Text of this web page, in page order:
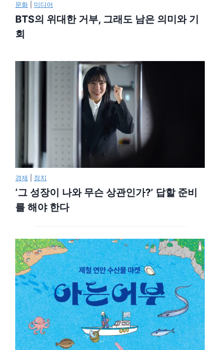
문화 미디어
BTS의 위대한 거부, 그래도 남은 의미와 기
회
경제 정치
‘그 성장이 나와 무슨 상관인가?’ 답할 준비
를 해야 한다